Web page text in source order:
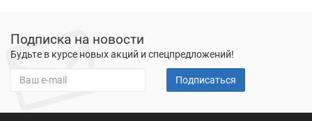
Подписка на новости
Будьте в курсе новых акций и спецпредложений!
Подписаться